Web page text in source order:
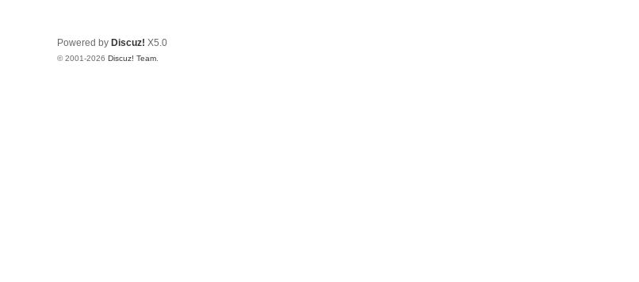
Powered by Discuz! X5.0
© 2001-2026 Discuz! Team